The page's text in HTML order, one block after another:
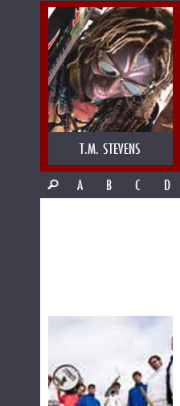
T.M. STEVENS
A
B C D